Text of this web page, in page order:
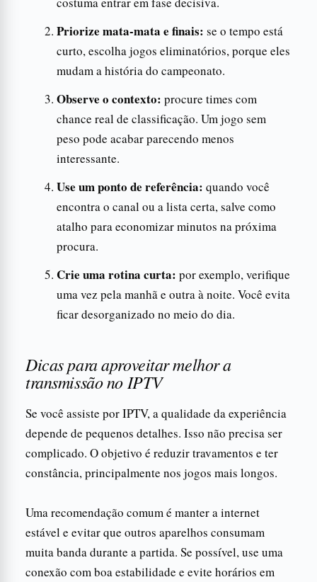
Priorize mata-mata e finais: se o tempo está
curto, escolha jogos eliminatórios, porque eles
mudam a história do campeonato.
Observe o contexto: procure times com
chance real de classificação. Um jogo sem
peso pode acabar parecendo menos
interessante.
Use um ponto de referência: quando você
encontra o canal ou a lista certa, salve como
atalho para economizar minutos na próxima
procura.
Crie uma rotina curta: por exemplo, verifique
uma vez pela manhã e outra à noite. Você evita
ficar desorganizado no meio do dia.
Dicas para aproveitar melhor a
transmissão no IPTV
Se você assiste por IPTV, a qualidade da experiência
depende de pequenos detalhes. Isso não precisa ser
complicado. O objetivo é reduzir travamentos e ter
constância, principalmente nos jogos mais longos.
Uma recomendação comum é manter a internet
estável e evitar que outros aparelhos consumam
muita banda durante a partida. Se possível, use uma
conexão com boa estabilidade e evite horários em